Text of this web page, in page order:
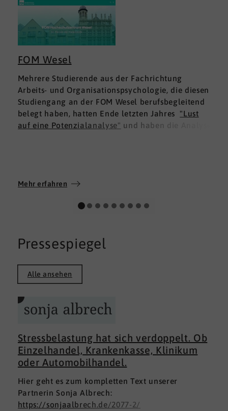
FOM Wesel
Mehrere Studierende aus der Fachrichtung
Arbeits- und Organisationspsychologie, die diesen
Studiengang an der FOM Wesel berufsbegleitend
belegt haben, hatten Ende letzten Jahres "Lust
auf eine Potenzialanalyse" und haben die Analyse
Wir wünschen allen Teilnehmerinnen und
persönlichen Weg und viel Erfolg.
Mehr erfahren
Pressespiegel
Alle ansehen
Stressbelastung hat sich verdoppelt. Ob
Einzelhandel, Krankenkasse, Klinikum
oder Automobilhandel.
Hier geht es zum kompletten Text unserer
Partnerin Sonja Albrech:
https://sonjaalbrech.de/2077-2/